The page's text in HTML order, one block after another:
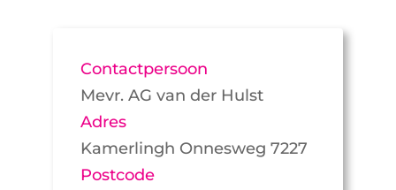
Contactpersoon
Mevr. AG van der Hulst
Adres
Kamerlingh Onnesweg 7227
Postcode